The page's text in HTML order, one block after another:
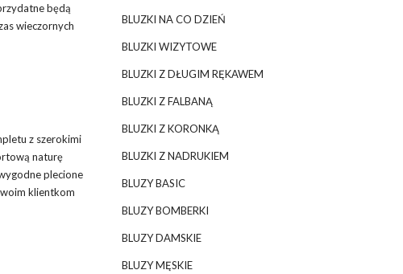
będą
wieczornych
z szerokimi
naturę
plecione
klientkom
BLUZKI NA CO DZIEŃ
BLUZKI WIZYTOWE
BLUZKI Z DŁUGIM RĘKAWEM
BLUZKI Z FALBANĄ
BLUZKI Z KORONKĄ
BLUZKI Z NADRUKIEM
BLUZY BASIC
BLUZY BOMBERKI
BLUZY DAMSKIE
BLUZY MĘSKIE